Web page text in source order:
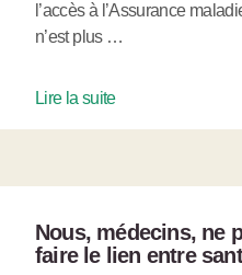
l’accès à l’Assurance
n’est plus …
Lire la suite
Nous, médecins, ne
faire le lien entre